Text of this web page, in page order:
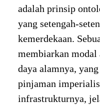
adalah prinsip
yang setengah-
kemerdekaan.
membiarkan modal
daya alamnya,
pinjaman
infrastrukturnya,